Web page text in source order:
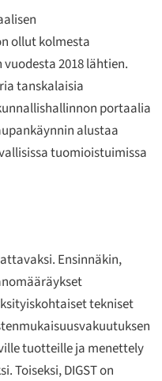
ollut kolmesta
2018 lähtien.
tanskalaisia
portaalia
alustaa
tuomioistuimissa
Ensinnäkin,
tekniset
tuotteille ja menettely
Toiseksi, DIGST on